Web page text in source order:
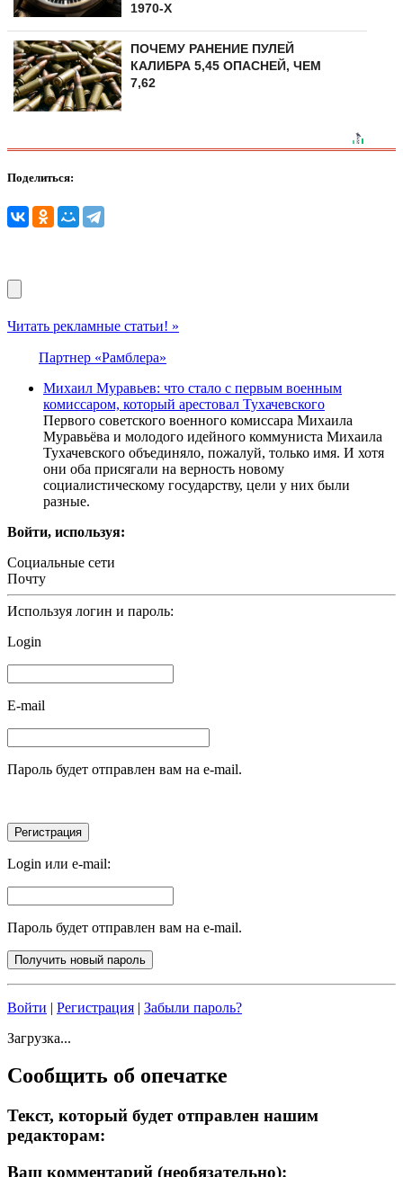
1970-Х
ПОЧЕМУ РАНЕНИЕ ПУЛЕЙ
КАЛИБРА 5,45 ОПАСНЕЙ, ЧЕМ
7,62
Поделиться:
Читать рекламные статьи! »
Партнер «Рамблера»
Михаил Муравьев: что стало с первым военным
комиссаром, который арестовал Тухачевского
Первого советского военного комиссара Михаила
Муравьёва и молодого идейного коммуниста Михаила
Тухачевского объединяло, пожалуй, только имя. И хотя
они оба присягали на верность новому
социалистическому государству, цели у них были
разные.
Войти, используя:
Социальные сети
Почту
Используя логин и пароль:
Login
E-mail
Пароль будет отправлен вам на e-mail.
Login или e-mail:
Пароль будет отправлен вам на e-mail.
Войти | Регистрация | Забыли пароль?
Загрузка...
Сообщить об опечатке
Текст, который будет отправлен нашим
редакторам:
Ваш комментарий (необязательно):